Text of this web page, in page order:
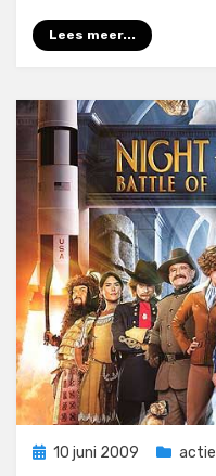
Lees meer...
Geplaatst
10 juni 2009 actie